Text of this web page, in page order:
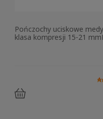
Pończochy uciskowe
klasa kompresji 15-21